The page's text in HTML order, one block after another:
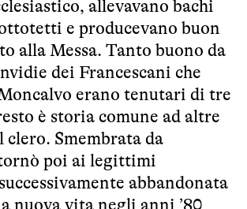
allevavano bachi
e producevano buon
alla Messa. Tanto buono da
dei Francescani che
erano tenutari di tre
è storia comune ad altre
Smembrata da
poi ai legittimi
abbandonata
nuova vita negli anni ’80